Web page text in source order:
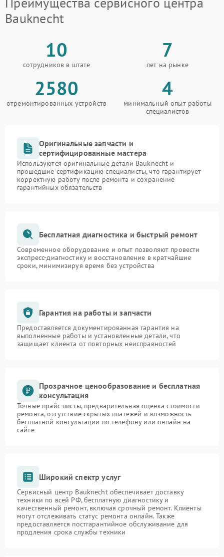
Bauknecht
10
сотрудников в штате
7
лет на рынке
2580
отремонтированных устройств
4
минимальный опыт работы
специалистов
Оригинальные запчасти и
сертифицированные мастера
Используются оригинальные детали Bauknecht и
прошедшие сертификацию специалисты, что гарантирует
корректную работу после ремонта и сохранение
гарантийных обязательств
Бесплатная диагностика и быстрый ремонт
Современное оборудование и опыт позволяют провести
экспресс-диагностику и восстановление в кратчайшие
сроки, минимизируя время без устройства
Гарантия на работы и запчасти
Предоставляется документированная гарантия на
выполненные работы и установленные детали, что
защищает клиента от повторных неисправностей
Прозрачное ценообразование и бесплатная
консультация
Точные прайс-листы, предварительная оценка стоимости
ремонта, отсутствие скрытых платежей и возможность
бесплатной консультации по телефону или онлайн на
сайте
Широкий спектр услуг
Сервисный центр Bauknecht обеспечивает доставку
техники по всей РФ, бесплатную диагностику и
качественный ремонт, включая срочный ремонт. Клиенты
могут отслеживать статус ремонта онлайн. Также
предоставляется постгарантийное обслуживание для
продления срока службы техники